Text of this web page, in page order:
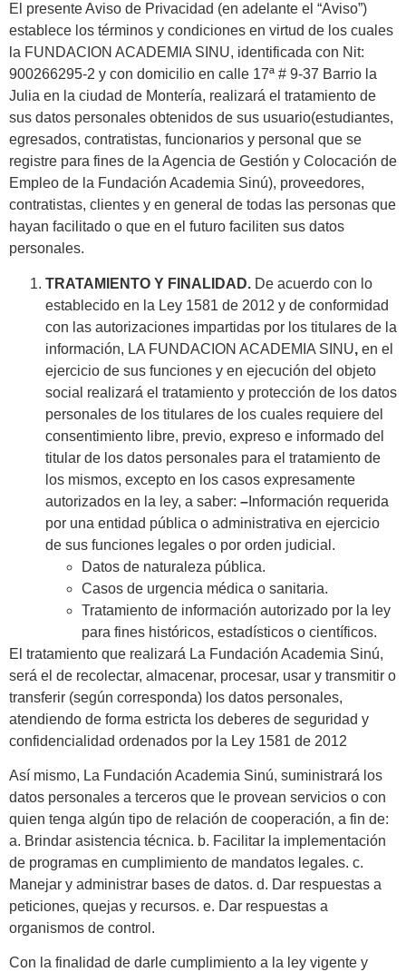
El presente Aviso de Privacidad (en adelante el “Aviso”)
establece los términos y condiciones en virtud de los cuales
la FUNDACION ACADEMIA SINU, identificada con Nit:
900266295-2 y con domicilio en calle 17ª # 9-37 Barrio la
Julia en la ciudad de Montería, realizará el tratamiento de
sus datos personales obtenidos de sus usuario(estudiantes,
egresados, contratistas, funcionarios y personal que se
registre para fines de la Agencia de Gestión y Colocación de
Empleo de la Fundación Academia Sinú), proveedores,
contratistas, clientes y en general de todas las personas que
hayan facilitado o que en el futuro faciliten sus datos
personales.
TRATAMIENTO Y FINALIDAD. De acuerdo con lo
establecido en la Ley 1581 de 2012 y de conformidad
con las autorizaciones impartidas por los titulares de la
información, LA FUNDACION ACADEMIA SINU, en el
ejercicio de sus funciones y en ejecución del objeto
social realizará el tratamiento y protección de los datos
personales de los titulares de los cuales requiere del
consentimiento libre, previo, expreso e informado del
titular de los datos personales para el tratamiento de
los mismos, excepto en los casos expresamente
autorizados en la ley, a saber: – Información requerida
por una entidad pública o administrativa en ejercicio
de sus funciones legales o por orden judicial.
Datos de naturaleza pública.
Casos de urgencia médica o sanitaria.
Tratamiento de información autorizado por la ley
para fines históricos, estadísticos o científicos.
El tratamiento que realizará La Fundación Academia Sinú,
será el de recolectar, almacenar, procesar, usar y transmitir o
transferir (según corresponda) los datos personales,
atendiendo de forma estricta los deberes de seguridad y
confidencialidad ordenados por la Ley 1581 de 2012
Así mismo, La Fundación Academia Sinú, suministrará los
datos personales a terceros que le provean servicios o con
quien tenga algún tipo de relación de cooperación, a fin de:
a. Brindar asistencia técnica. b. Facilitar la implementación
de programas en cumplimiento de mandatos legales. c.
Manejar y administrar bases de datos. d. Dar respuestas a
peticiones, quejas y recursos. e. Dar respuestas a
organismos de control.
Con la finalidad de darle cumplimiento a la ley vigente y